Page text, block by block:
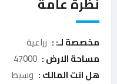
مخصصة لـ: : زراعية
مساحة الارض : 47000
هل انت المالك : وسيط